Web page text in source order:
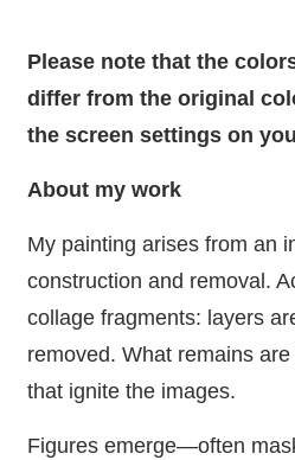
Please note that the
differ from the original
the screen settings on
About my work
My painting arises from an
construction and removal.
collage fragments: layers
removed. What remains
that ignite the images.
Figures emerge—often